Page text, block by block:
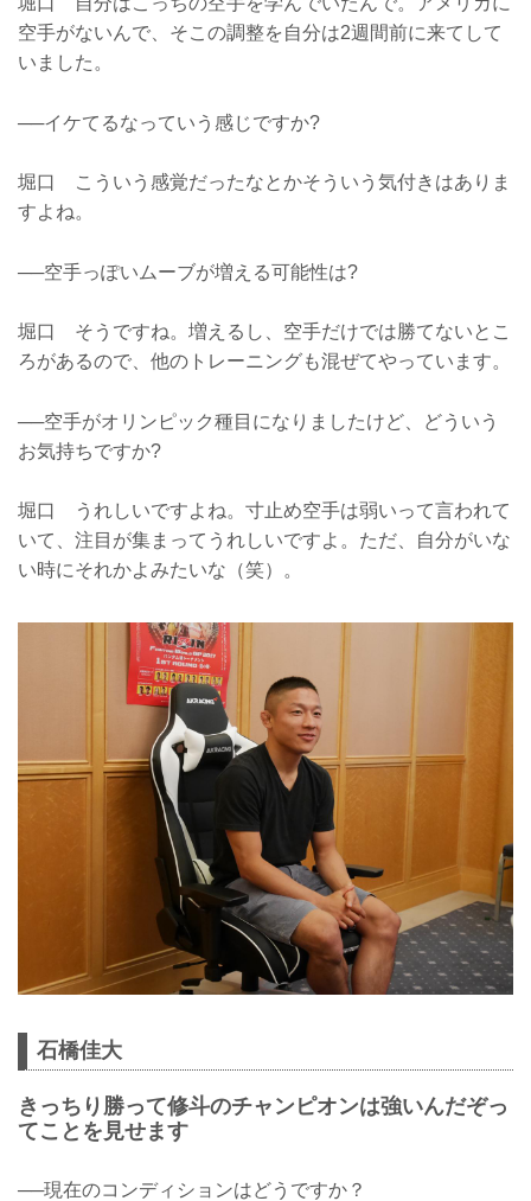
空手がないんで、そこの調整を自分は2週間前に来てして
いました。
──イケてるなっていう感じですか?
堀口 こういう感覚だったなとかそういう気付きはありま
すよね。
──空手っぽいムーブが増える可能性は?
堀口 そうですね。増えるし、空手だけでは勝てないとこ
ろがあるので、他のトレーニングも混ぜてやっています。
──空手がオリンピック種目になりましたけど、どういう
お気持ちですか?
堀口 うれしいですよね。寸止め空手は弱いって言われて
いて、注目が集まってうれしいですよ。ただ、自分がいな
い時にそれかよみたいな（笑）。
石橋佳大
きっちり勝って修斗のチャンピオンは強いんだぞっ
てことを見せます
──現在のコンディションはどうですか？